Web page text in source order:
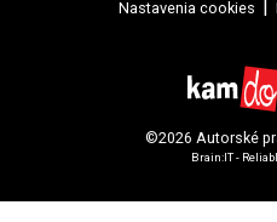
Nastavenia cookies
©2026 Autorské
Brain:IT -